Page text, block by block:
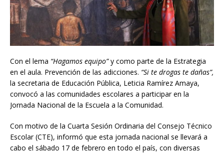
Con el lema “Hagamos equipo”y como parte de la Estrategia
en el aula. Prevención de las adicciones. “Si te drogas te dañas”,
la secretaria de Educación Pública, Leticia Ramírez Amaya,
convocó a las comunidades escolares a participar en la
Jornada Nacional de la Escuela a la Comunidad.
Con motivo de la Cuarta Sesión Ordinaria del Consejo Técnico
Escolar (CTE), informó que esta jornada nacional se llevará a
cabo el sábado 17 de febrero en todo el país, con diversas